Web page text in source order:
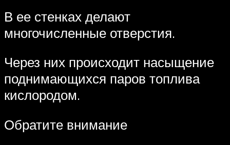
В ее стенках делают
многочисленные отверстия.
Через них происходит насыщение
поднимающихся паров топлива
кислородом.
Обратите внимание